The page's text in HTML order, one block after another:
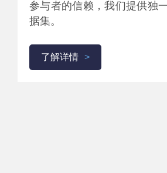
参与者的信赖，我们提供独
据集。
了解详情